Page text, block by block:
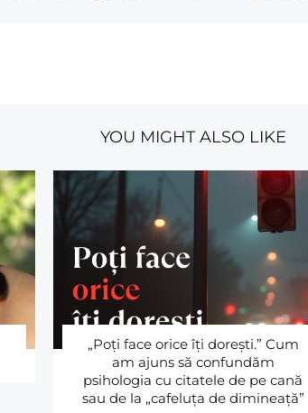
YOU MIGHT ALSO LIKE
„Poţi face orice îţi doreşti.” Cum
am ajuns să confundăm
psihologia cu citatele de pe cană
sau de la „cafeluţa de dimineaţă”